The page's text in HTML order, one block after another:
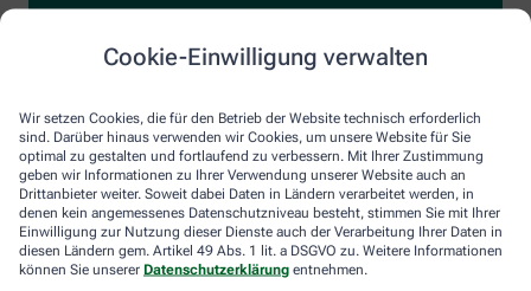
Cookie-Einwilligung verwalten
Wir setzen Cookies, die für den Betrieb der Website technisch erforderlich
sind. Darüber hinaus verwenden wir Cookies, um unsere Website für Sie
optimal zu gestalten und fortlaufend zu verbessern. Mit Ihrer Zustimmung
geben wir Informationen zu Ihrer Verwendung unserer Website auch an
Drittanbieter weiter. Soweit dabei Daten in Ländern verarbeitet werden, in
denen kein angemessenes Datenschutzniveau besteht, stimmen Sie mit Ihrer
Einwilligung zur Nutzung dieser Dienste auch der Verarbeitung Ihrer Daten in
diesen Ländern gem. Artikel 49 Abs. 1 lit. a DSGVO zu. Weitere Informationen
können Sie unserer Datenschutzerklärung entnehmen.